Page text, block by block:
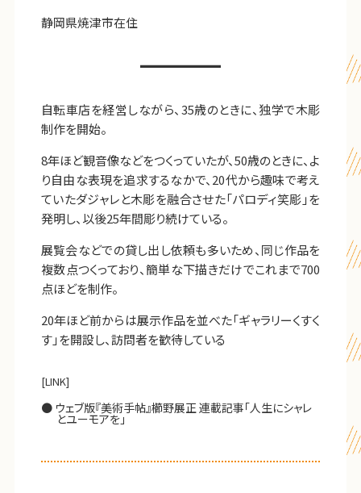
静岡県焼津市在住
自転車店を経営しながら、35歳のときに、独学で木彫
制作を開始。
8年ほど観音像などをつくっていたが、50歳のときに、よ
り自由な表現を追求するなかで、20代から趣味で考え
ていたダジャレと木彫を融合させた「パロディ笑彫」を
発明し、以後25年間彫り続けている。
展覧会などでの貸し出し依頼も多いため、同じ作品を
複数点つくっており、簡単な下描きだけでこれまで700
点ほどを制作。
20年ほど前からは展示作品を並べた「ギャラリーくすく
す」を開設し、訪問者を歓待している
[LINK]
ウェブ版『美術手帖』櫛野展正 連載記事「人生にシャレ
とユーモアを」